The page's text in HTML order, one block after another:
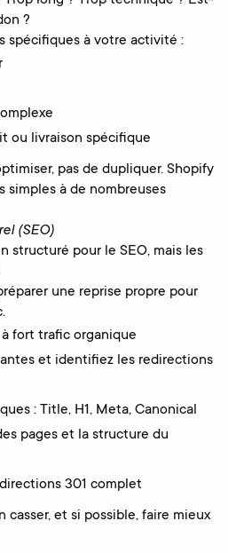
?
spécifiques à votre activité :
ou livraison spécifique
pas de dupliquer. Shopify
simples à de nombreuses
(SEO)
structuré pour le SEO, mais les
une reprise propre pour
fort trafic organique
et identifiez les redirections
: Title, H1, Meta, Canonical
pages et la structure du
301 complet
casser, et si possible, faire mieux